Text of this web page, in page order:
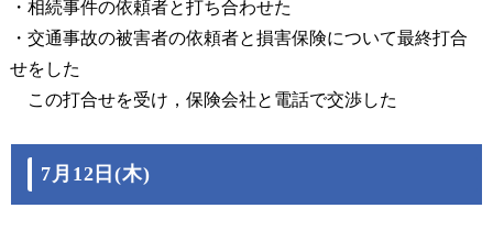
・相続事件の依頼者と打ち合わせた
・交通事故の被害者の依頼者と損害保険について最終打合
せをした
この打合せを受け，保険会社と電話で交渉した
7月12日(木)